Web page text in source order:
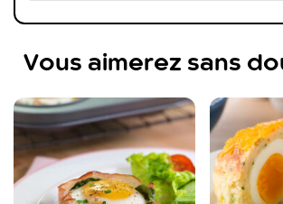
Vous aimerez sans